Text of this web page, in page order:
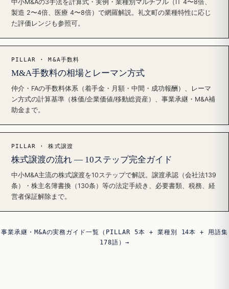
中小M&Aの3手法を計算式・実例・業種別マルチプル（IT 4〜8倍、
製造 2〜4倍、医療 4〜8倍）で網羅解説。礼文町の業種特性に応じ
た評価レンジも参照可。
PILLAR · M&A手数料
M&A手数料の相場とレーマン方式
仲介・FAの手数料体系（着手金・月額・中間・成功報酬）、レーマ
ン方式の計算基準（株価/企業価値/移動総資産）、事業承継・M&A補
助金まで。
PILLAR · 株式譲渡
株式譲渡の流れ — 10ステップ完全ガイド
中小M&A主流の株式譲渡を10ステップで解説。譲渡承認（会社法139
条）・株主名簿書換（130条）等の法定手続き、必要書類、税務、経
営者保証解除まで。
事業承継・M&Aの実務ガイド一覧（PILLAR 5本 + 業種別 14本 + 用語集
178語）→